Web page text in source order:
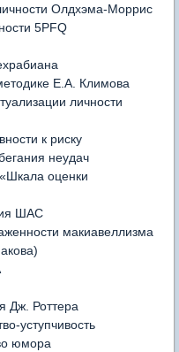
Олдхэма-Моррис
5PFQ
Е.А. Климова
личности
к риску
неудач
оценки
ШАС
макиавеллизма
Дж. Роттера
уступчивость
юмора